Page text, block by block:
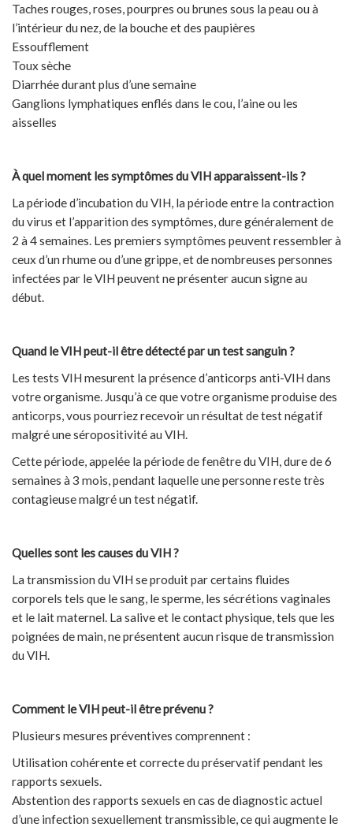
Taches rouges, roses, pourpres ou brunes sous la peau ou à
l’intérieur du nez, de la bouche et des paupières
Essoufflement
Toux sèche
Diarrhée durant plus d’une semaine
Ganglions lymphatiques enflés dans le cou, l’aine ou les
aisselles
À quel moment les symptômes du VIH apparaissent-ils ?
La période d’incubation du VIH, la période entre la contraction
du virus et l’apparition des symptômes, dure généralement de
2 à 4 semaines. Les premiers symptômes peuvent ressembler à
ceux d’un rhume ou d’une grippe, et de nombreuses personnes
infectées par le VIH peuvent ne présenter aucun signe au
début.
Quand le VIH peut-il être détecté par un test sanguin ?
Les tests VIH mesurent la présence d’anticorps anti-VIH dans
votre organisme. Jusqu’à ce que votre organisme produise des
anticorps, vous pourriez recevoir un résultat de test négatif
malgré une séropositivité au VIH.
Cette période, appelée la période de fenêtre du VIH, dure de 6
semaines à 3 mois, pendant laquelle une personne reste très
contagieuse malgré un test négatif.
Quelles sont les causes du VIH ?
La transmission du VIH se produit par certains fluides
corporels tels que le sang, le sperme, les sécrétions vaginales
et le lait maternel. La salive et le contact physique, tels que les
poignées de main, ne présentent aucun risque de transmission
du VIH.
Comment le VIH peut-il être prévenu ?
Plusieurs mesures préventives comprennent :
Utilisation cohérente et correcte du préservatif pendant les
rapports sexuels.
Abstention des rapports sexuels en cas de diagnostic actuel
d’une infection sexuellement transmissible, ce qui augmente le